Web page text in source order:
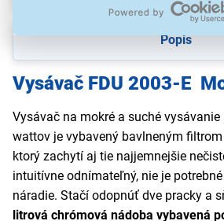
Popis
Vysávač FDU 2003-E
Vysávač na mokré a suché
wattov je vybavený bavlneným
ktorý zachytí aj tie najjemnejšie
intuitívne odnímateľný, nie je
náradie. Stačí odopnúť dve pracky a
litrová chrómová nádoba vybavená